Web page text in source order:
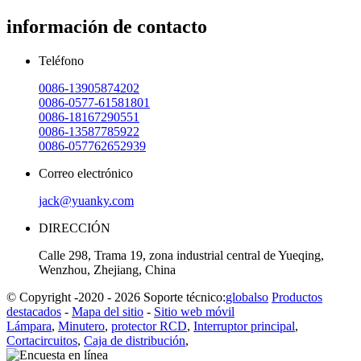
información de contacto
Teléfono
0086-13905874202
0086-0577-61581801
0086-18167290551
0086-13587785922
0086-057762652939
Correo electrónico
jack@yuanky.com
DIRECCIÓN
Calle 298, Trama 19, zona industrial central de Yueqing,
Wenzhou, Zhejiang, China
© Copyright -2020 - 2026 Soporte técnico:globalso Productos
destacados - Mapa del sitio - Sitio web móvil
Lámpara, Minutero, protector RCD, Interruptor principal,
Cortacircuitos, Caja de distribución,